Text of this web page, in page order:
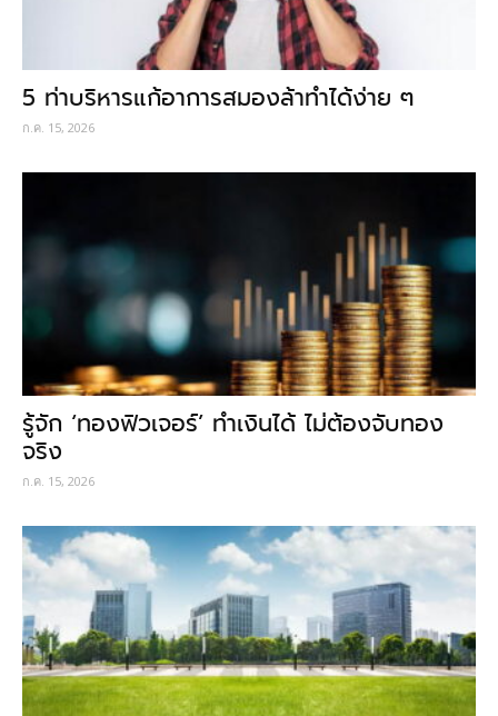
5 ท่าบริหารแก้อาการสมองล้าทำได้ง่าย ๆ
ก.ค. 15, 2026
รู้จัก ‘ทองฟิวเจอร์’ ทำเงินได้ ไม่ต้องจับทอง
จริง
ก.ค. 15, 2026